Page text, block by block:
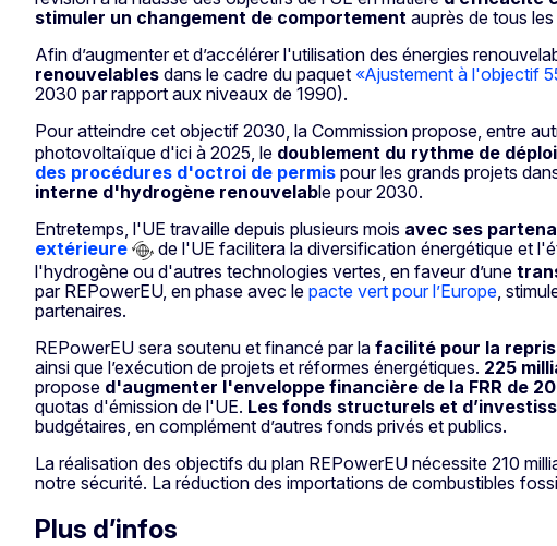
stimuler un changement de comportement auprès de tous
Afin d’augmenter et d’accélérer l'utilisation des énergies
renouvelables dans le cadre du paquet «Ajustement à l'objectif
2030 par rapport aux niveaux de 1990).
Pour atteindre cet objectif 2030, la Commission propose, entre
photovoltaïque d'ici à 2025, le doublement du rythme de
des procédures d'octroi de permis pour les grands projets
interne d'hydrogène renouvelable pour 2030.
Entretemps, l'UE travaille depuis plusieurs mois avec ses
extérieure
de l'UE facilitera la diversification énergétique et
l'hydrogène ou d'autres technologies vertes, en faveur d’une
par REPowerEU, en phase avec le pacte vert pour l’Europe,
partenaires.
REPowerEU sera soutenu et financé par la facilité pour la
ainsi que l’exécution de projets et réformes énergétiques. 225
propose d'augmenter l'enveloppe financière de la FRR de
quotas d'émission de l'UE. Les fonds structurels et
budgétaires, en complément d’autres fonds privés et publics.
La réalisation des objectifs du plan REPowerEU nécessite 210
notre sécurité. La réduction des importations de combustibles
Plus d’infos